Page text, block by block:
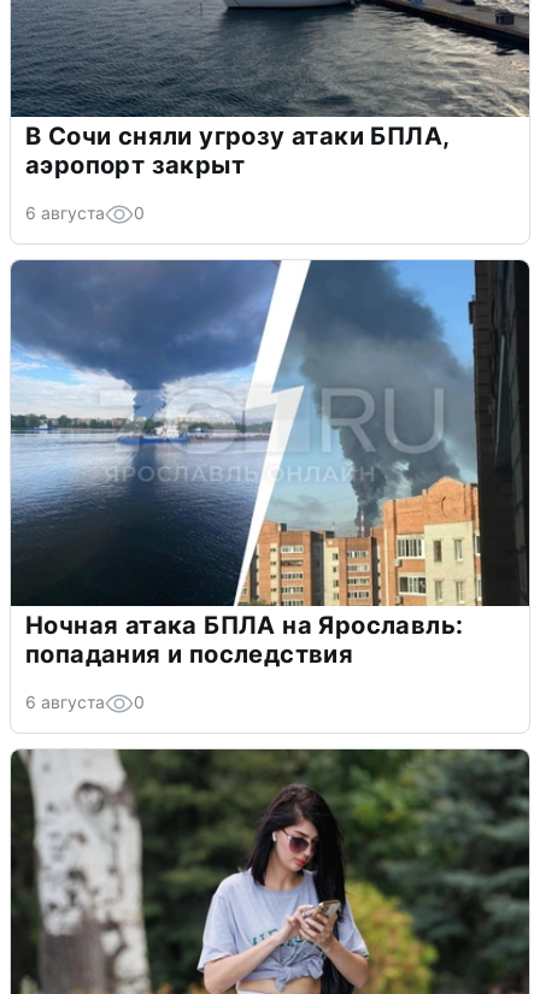
В Сочи сняли угрозу атаки БПЛА,
аэропорт закрыт
6 августа 0
Ночная атака БПЛА на Ярославль:
попадания и последствия
6 августа 0